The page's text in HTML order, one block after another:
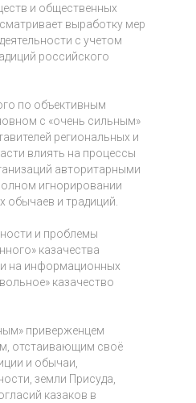
и общественных
выработку мер
с учетом
российского
по объективным
с «очень сильным»
региональных и
влиять на процессы
авторитарными
игнорировании
обычаев и традиций.
и проблемы
казачества
на информационных
казачество
приверженцем
отстаивающим своё
и обычаи,
земли Присуда,
казаков в